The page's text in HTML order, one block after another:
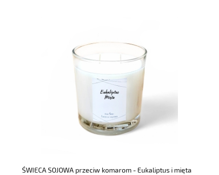
ŚWIECA SOJOWA przeciw komarom - Eukaliptus i mięta
do koszyka